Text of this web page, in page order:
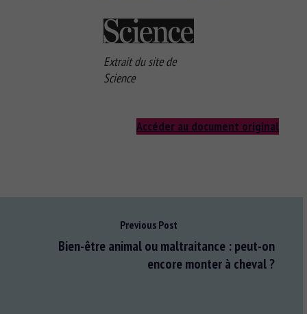
Extrait du site de
Science
Accéder au document original
Previous Post
Bien-être animal ou maltraitance : peut-on
encore monter à cheval ?